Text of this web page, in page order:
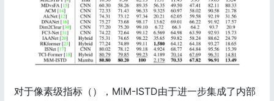
对于像素级指标（），MiM-ISTD由于进一步集成了内部